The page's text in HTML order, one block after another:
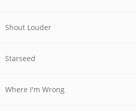
Shout Louder
Starseed
Where I'm Wrong